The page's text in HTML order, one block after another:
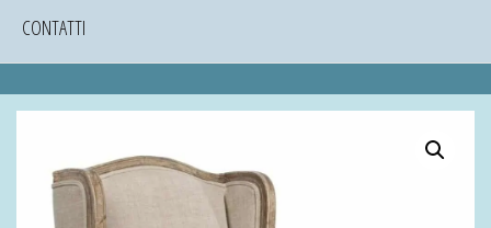
CONTATTI